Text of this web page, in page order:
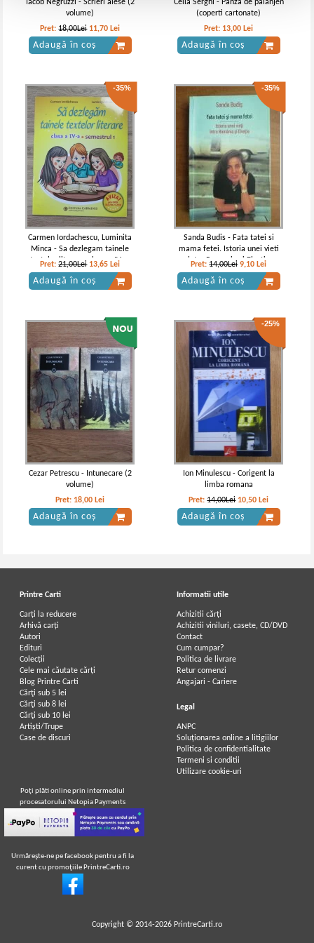
Iacob Negruzzi - Scrieri alese (2
volume)
Pret:18,00Lei 11,70 Lei
Adaugă în coș
Cella Serghi - Panza de paianjen
(coperti cartonate)
Pret: 13,00 Lei
Adaugă în coș
-35%
Carmen Iordachescu, Luminita
Minca - Sa dezlegam tainele
textelor literare, clasa a IV-a,
semestrul I
Pret:21,00Lei 13,65 Lei
Adaugă în coș
-35%
Sanda Budis - Fata tatei si
mama fetei. Istoria unei vieti
intre Romania si Elvetia
Pret:14,00Lei 9,10 Lei
Adaugă în coș
Cezar Petrescu - Intunecare (2
volume)
Pret: 18,00 Lei
Adaugă în coș
-25%
Ion Minulescu - Corigent la
limba romana
Pret:14,00Lei 10,50 Lei
Adaugă în coș
Printre Carti
Carți la reducere
Arhivă carți
Autori
Edituri
Colecții
Cele mai căutate cărți
Blog Printre Carti
Cărţi sub 5 lei
Cărţi sub 8 lei
Cărţi sub 10 lei
Artiști/Trupe
Case de discuri
Informatii utile
Achizitii cărți
Achizitii viniluri, casete, CD/DVD
Contact
Cum cumpar?
Politica de livrare
Retur comenzi
Angajari - Cariere
Legal
ANPC
Soluționarea online a litigiilor
Politica de confidentialitate
Termeni si conditii
Utilizare cookie-uri
Poţi plăti online prin intermediul
procesatorului Netopia Payments
Urmăreşte-ne pe facebook pentru a fi la
curent cu promoţiile PrintreCarti.ro
Copyright © 2014-2026 PrintreCarti.ro